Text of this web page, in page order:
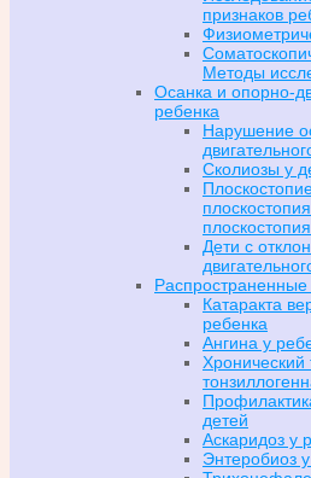
признаков
Методы
Осанка и опорно-
ребенка
Нарушение
Сколиозы у
Дети с
Катаракта
ребенка
Ангина у
Хронический
детей
Аскаридоз у
Энтеробиоз